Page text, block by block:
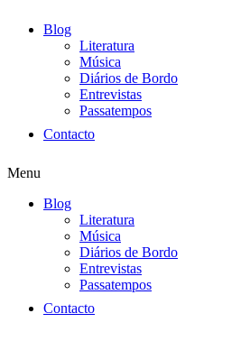
Blog
Literatura
Música
Diários de Bordo
Entrevistas
Passatempos
Contacto
Menu
Blog
Literatura
Música
Diários de Bordo
Entrevistas
Passatempos
Contacto